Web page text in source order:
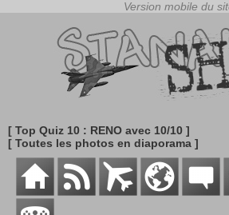
[ Top Quiz 10 : RENO avec 10/10 ]
[ Toutes les photos en diaporama ]